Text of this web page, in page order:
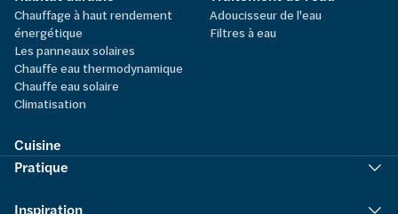
Chauffage à haut rendement
énergétique
Les panneaux solaires
Chauffe eau thermodynamique
Chauffe eau solaire
Climatisation
Adoucisseur de l'eau
Filtres à eau
Cuisine
Pratique
Inspiration